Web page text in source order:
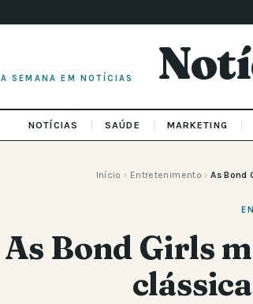
A SEMANA EM NOTÍCIAS
NOTÍCIAS SAÚDE MARKETING
Início › Entretenimento › As Bond
As Bond Girls